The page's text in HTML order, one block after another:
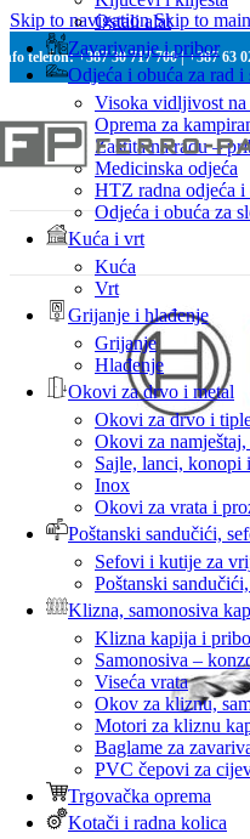
Skip to navigationSkip to
telefon: +387 30 717 700 | +387 63
Ostali alat
Zavarivanje i pribor
Odjeća i obuća za rad
Visoka vidljivost na
Oprema za
Zaštita na radu –
Medicinska odjeća
HTZ radna odjeća i
Odjeća i obuća za
Kuća i vrt
Kuća
Vrt
Grijanje i hlađenje
Grijanje
Hlađenje
Okovi za drvo i metal
Okovi za drvo i
Okovi za
Sajle, lanci, konopi
Inox
Okovi za vrata i
Poštanski sandučići,
Sefovi i kutije za
Poštanski
Klizna, samonosiva
Klizna kapija i
Samonosiva –
Viseća vrata
Okov za kliznu,
Motori za kliznu
Baglame za
PVC čepovi za
Trgovačka oprema
Kotači i radna kolica